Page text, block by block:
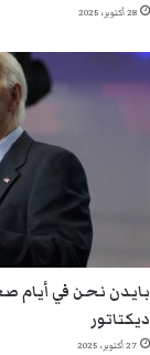
28 أكتوبر، 2025
بايدن نحن في أيام
ديكتاتور
27 أكتوبر، 2025